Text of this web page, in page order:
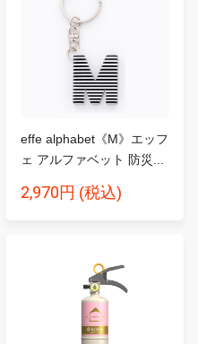
effe alphabet《M》エッフ
ェ アルファベット 防災...
2,970円 (税込)